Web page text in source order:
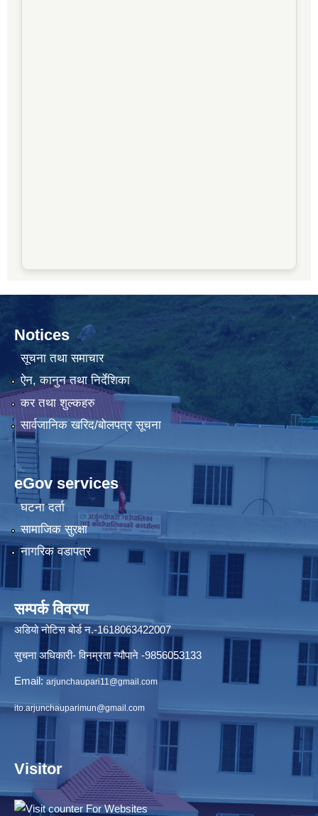
Notices
सूचना तथा समाचार
ऐन, कानुन तथा निर्देशिका
कर तथा शुल्कहरु
सार्वजानिक खरिद/बोलपत्र सूचना
eGov services
घटना दर्ता
सामाजिक सुरक्षा
नागरिक वडापत्र
सम्पर्क विवरण
अडियो नोटिस बोर्ड न.-1618063422007
सुचना अधिकारी- विनम्रता न्यौपाने -9856053133
Email: arjunchaupari11@gmail.com
ito.arjunchauparimun@gmail.com
Visitor